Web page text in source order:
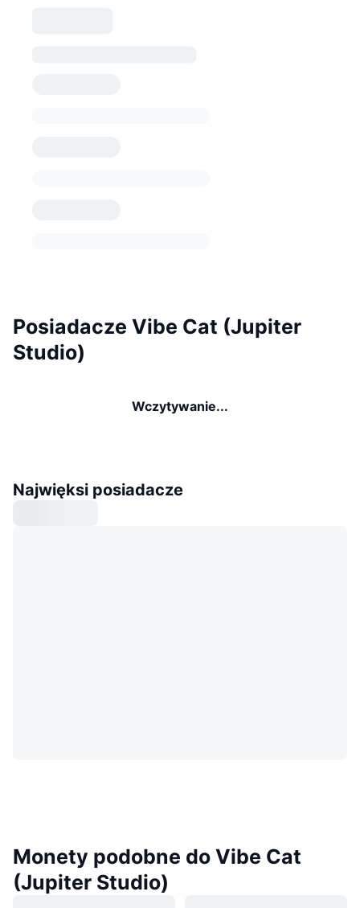
Posiadacze Vibe Cat (Jupiter
Studio)
Wczytywanie...
Najwięksi posiadacze
Monety podobne do Vibe Cat
(Jupiter Studio)